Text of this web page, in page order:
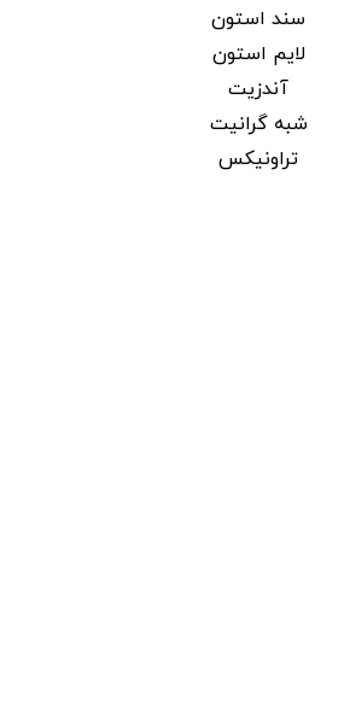
سند استون
لایم استون
آندزیت
شبه گرانیت
تراونیکس